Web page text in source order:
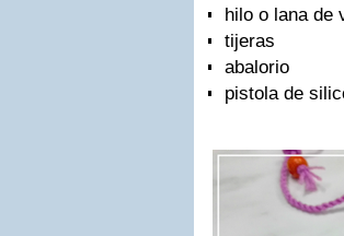
hilo o lana de
tijeras
abalorio
pistola de